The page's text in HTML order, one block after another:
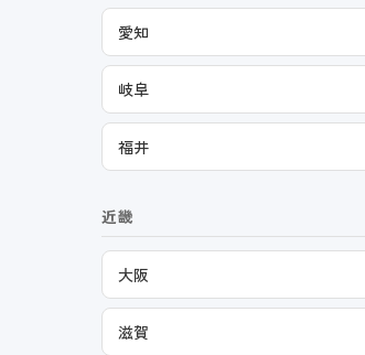
愛知
岐阜
福井
近畿
大阪
滋賀